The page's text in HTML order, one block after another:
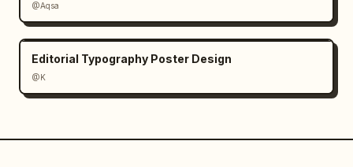
@Aqsa
Editorial Typography Poster Design
@K